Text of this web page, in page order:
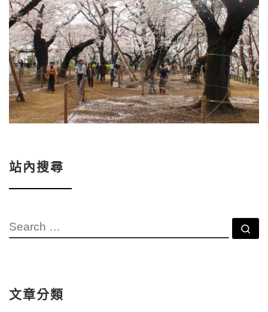
站內搜尋
SEARCH
文章分類